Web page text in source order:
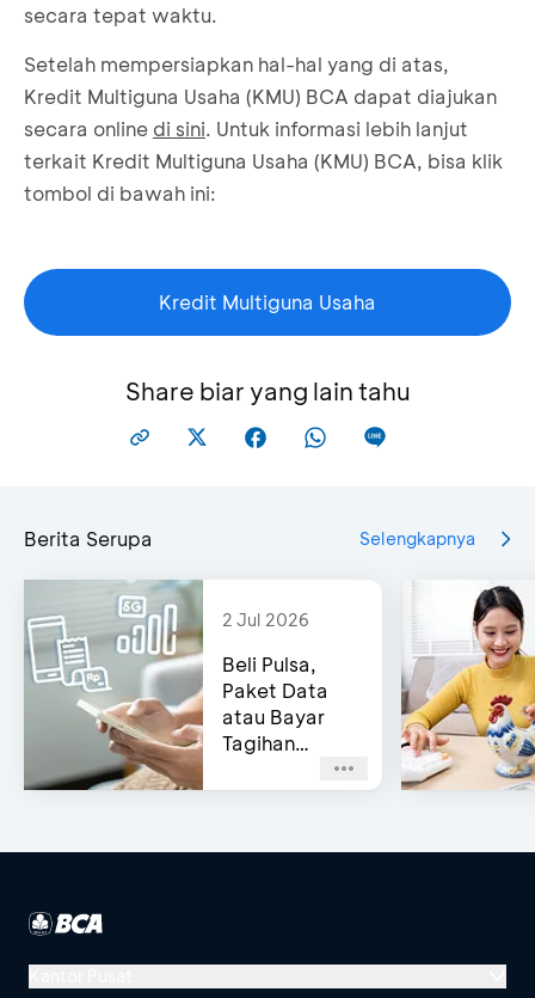
secara tepat waktu.
Setelah mempersiapkan hal-hal yang di atas,
Kredit Multiguna Usaha (KMU) BCA dapat diajukan
secara online di sini. Untuk informasi lebih lanjut
terkait Kredit Multiguna Usaha (KMU) BCA, bisa klik
tombol di bawah ini:
Kredit Multiguna Usaha
Share biar yang lain tahu
Berita Serupa Selengkapnya
2 Jul 2026
Beli Pulsa,
Paket Data
atau Bayar
Tagihan
Pascabayar?
Bisa di e-